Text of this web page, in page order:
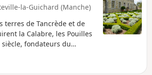
la-Guichard (Manche)
terres de Tancrède et de
la Calabre, les Pouilles
siècle, fondateurs du